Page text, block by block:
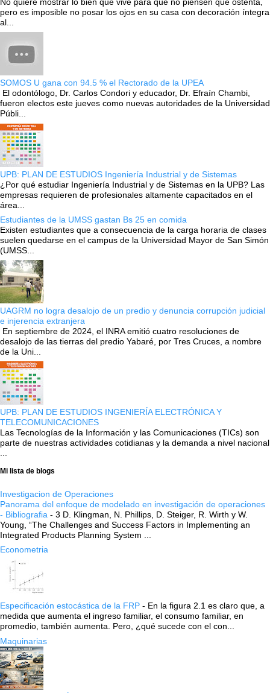
No quiere mostrar lo bien que vive para que no piensen que ostenta,
pero es imposible no posar los ojos en su casa con decoración íntegra
al...
SOMOS U gana con 94.5 % el Rectorado de la UPEA
El odontólogo, Dr. Carlos Condori y educador, Dr. Efraín Chambi,
fueron electos este jueves como nuevas autoridades de la Universidad
Públi...
UPB: PLAN DE ESTUDIOS Ingeniería Industrial y de Sistemas
¿Por qué estudiar Ingeniería Industrial y de Sistemas en la UPB? Las
empresas requieren de profesionales altamente capacitados en el
área...
Estudiantes de la UMSS gastan Bs 25 en comida
Existen estudiantes que a consecuencia de la carga horaria de clases
suelen quedarse en el campus de la Universidad Mayor de San Simón
(UMSS...
UAGRM no logra desalojo de un predio y denuncia corrupción judicial
e injerencia extranjera
En septiembre de 2024, el INRA emitió cuatro resoluciones de
desalojo de las tierras del predio Yabaré, por Tres Cruces, a nombre
de la Uni...
UPB: PLAN DE ESTUDIOS INGENIERÍA ELECTRÓNICA Y
TELECOMUNICACIONES
Las Tecnologías de la Información y las Comunicaciones (TICs) son
parte de nuestras actividades cotidianas y la demanda a nivel nacional
Mi lista de blogs
Investigacion de Operaciones
Panorama del enfoque de modelado en investigación de operaciones
- Bibliografia - 3 D. Klingman, N. Phillips, D. Steiger, R. Wirth y W.
Young, “The Challenges and Success Factors in Implementing an
Integrated Products Planning System ...
Econometria
Especificación estocástica de la FRP - En la figura 2.1 es claro que, a
medida que aumenta el ingreso familiar, el consumo familiar, en
promedio, también aumenta. Pero, ¿qué sucede con el con...
Maquinarias